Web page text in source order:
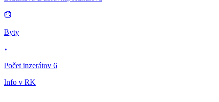
Byty
Počet inzerátov 6
Info v RK